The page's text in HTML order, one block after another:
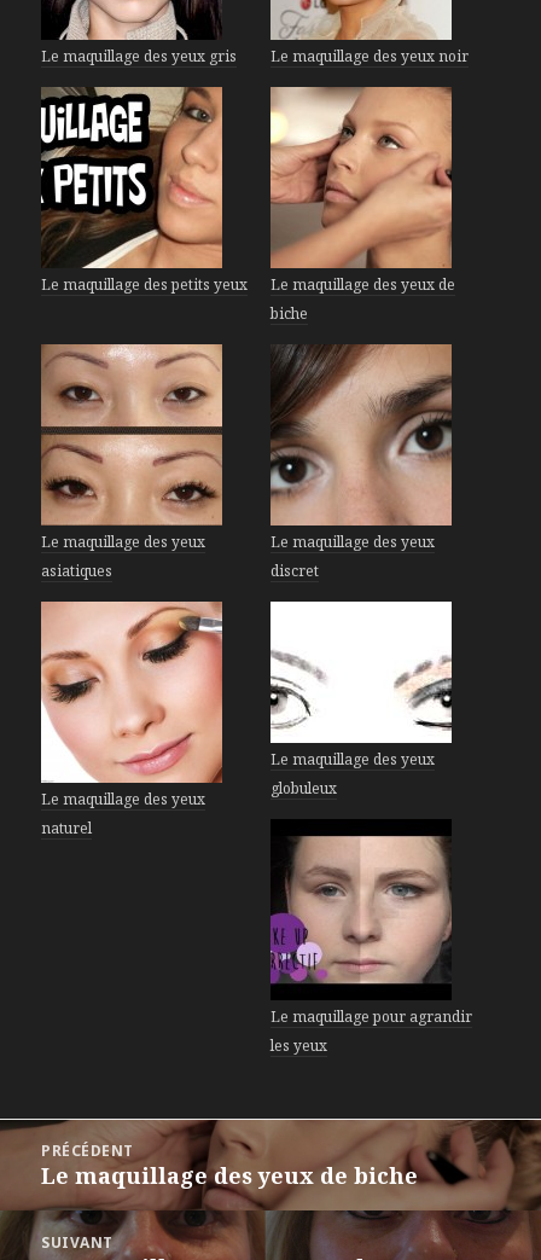
Le maquillage des yeux gris Le maquillage des yeux noir
Le maquillage des petits yeux
Le maquillage des yeux de
biche
Le maquillage des yeux
asiatiques
Le maquillage des yeux
discret
Le maquillage des yeux
naturel
Le maquillage des yeux
globuleux
Le maquillage pour agrandir
les yeux
Navigation
l’article
PRÉCÉDENT
Article
précédent :
Le maquillage des yeux de biche
SUIVANT